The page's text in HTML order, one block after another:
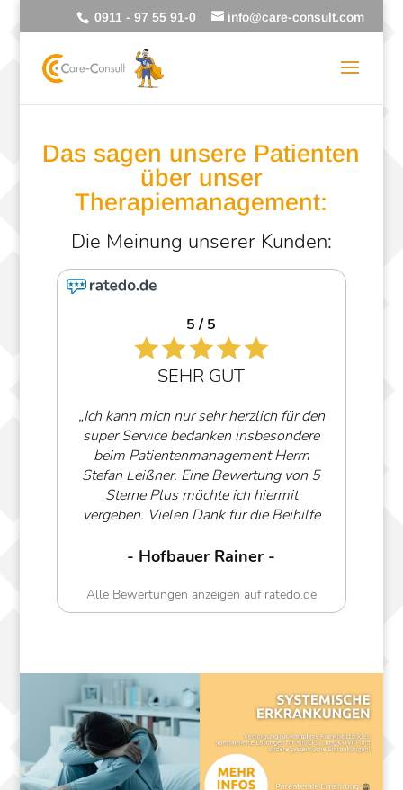
0911 - 97 55 91-0 info@care-consult.com
Das sagen unsere Patienten
über unser
Therapiemanagement:
5 / 5
SEHR GUT
„Ich kann mich nur sehr herzlich für den
super Service bedanken insbesondere
beim Patientenmanagement Herrn
Stefan Leißner. Eine Bewertung von 5
Sterne Plus möchte ich hiermit
vergeben. Vielen Dank für die Beihilfe
- Hofbauer Rainer -
Alle Bewertungen anzeigen auf ratedo.de